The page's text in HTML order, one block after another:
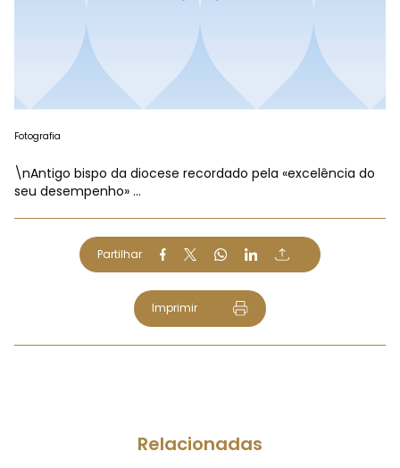
Fotografia
\nAntigo bispo da diocese recordado pela «excelência do
seu desempenho» ...
Partilhar
Imprimir
Relacionadas